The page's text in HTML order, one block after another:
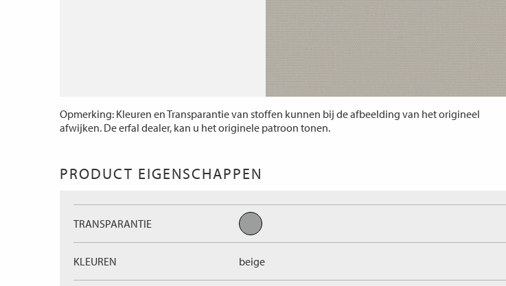
Opmerking: Kleuren en Transparantie van stoffen kunnen bij de afbeelding van het origineel
afwijken. De erfal dealer, kan u het originele patroon tonen.
PRODUCT EIGENSCHAPPEN
TRANSPARANTIE
KLEUREN beige